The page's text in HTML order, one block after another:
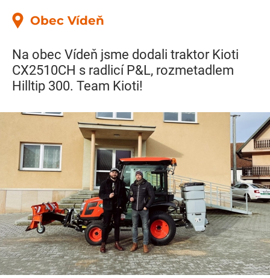
Obec Vídeň
Na obec Vídeň jsme dodali traktor Kioti
CX2510CH s radlicí P&L, rozmetadlem
Hilltip 300. Team Kioti!